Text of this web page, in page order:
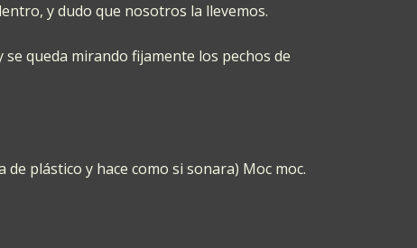
y dudo que nosotros la llevemos.
se queda mirando fijamente los pechos de
de plástico y hace como si sonara) Moc moc.